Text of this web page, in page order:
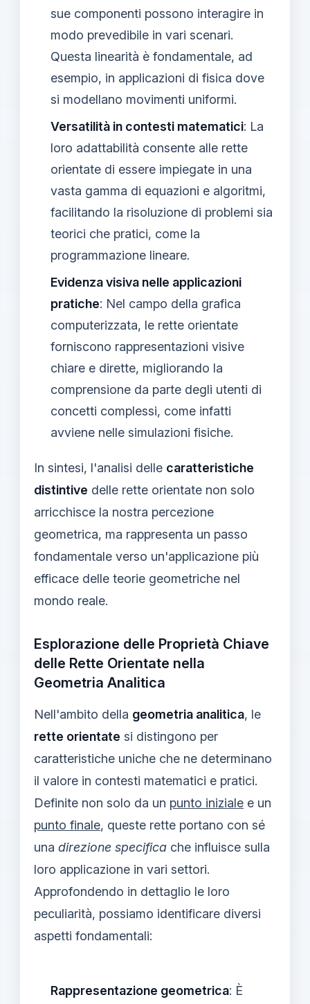
sue componenti possono interagire in
modo prevedibile in vari scenari.
Questa linearità è fondamentale, ad
esempio, in applicazioni di fisica dove
si modellano movimenti uniformi.
Versatilità in contesti matematici: La
loro adattabilità consente alle rette
orientate di essere impiegate in una
vasta gamma di equazioni e algoritmi,
facilitando la risoluzione di problemi sia
teorici che pratici, come la
programmazione lineare.
Evidenza visiva nelle applicazioni
pratiche: Nel campo della grafica
computerizzata, le rette orientate
forniscono rappresentazioni visive
chiare e dirette, migliorando la
comprensione da parte degli utenti di
concetti complessi, come infatti
avviene nelle simulazioni fisiche.
In sintesi, l'analisi delle caratteristiche
distintive delle rette orientate non solo
arricchisce la nostra percezione
geometrica, ma rappresenta un passo
fondamentale verso un'applicazione più
efficace delle teorie geometriche nel
mondo reale.
Esplorazione delle Proprietà Chiave
delle Rette Orientate nella
Geometria Analitica
Nell'ambito della geometria analitica, le
rette orientate si distingono per
caratteristiche uniche che ne determinano
il valore in contesti matematici e pratici.
Definite non solo da un punto iniziale e un
punto finale, queste rette portano con sé
una direzione specifica che influisce sulla
loro applicazione in vari settori.
Approfondendo in dettaglio le loro
peculiarità, possiamo identificare diversi
aspetti fondamentali:
Rappresentazione geometrica: È